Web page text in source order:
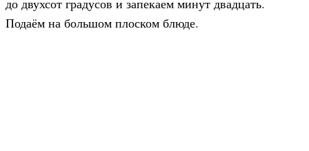
Подаём на большом плоском блюде.